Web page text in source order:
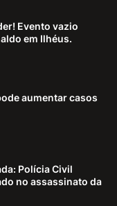
Evento vazio
em Ilhéus.
aumentar casos
Polícia Civil
no assassinato da